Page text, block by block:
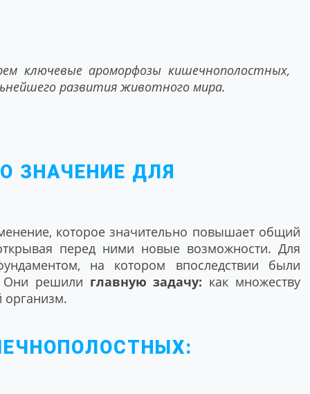
ключевые ароморфозы кишечнополостных,
развития животного мира.
ЗНАЧЕНИЕ ДЛЯ
которое значительно повышает общий
перед ними новые возможности. Для
на котором впоследствии были
Они решили главную задачу: как множеству
организм.